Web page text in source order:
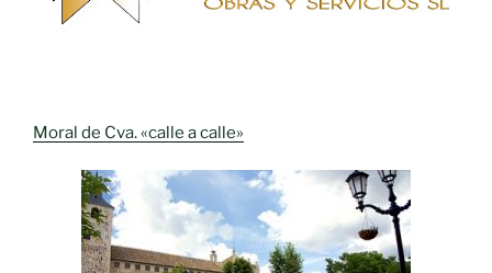
Moral de Cva. «calle a calle»